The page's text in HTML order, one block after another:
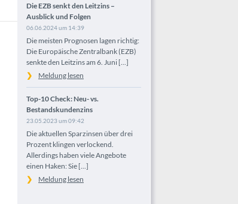
Die EZB senkt den Leitzins –
Ausblick und Folgen
06.06.2024 um 14:39
Die meisten Prognosen lagen richtig:
Die Europäische Zentralbank (EZB)
senkte den Leitzins am 6. Juni [...]
Meldung lesen
Top-10 Check: Neu- vs.
Bestandskundenzins
23.05.2023 um 09:42
Die aktuellen Sparzinsen über drei
Prozent klingen verlockend.
Allerdings haben viele Angebote
einen Haken: Sie [...]
Meldung lesen